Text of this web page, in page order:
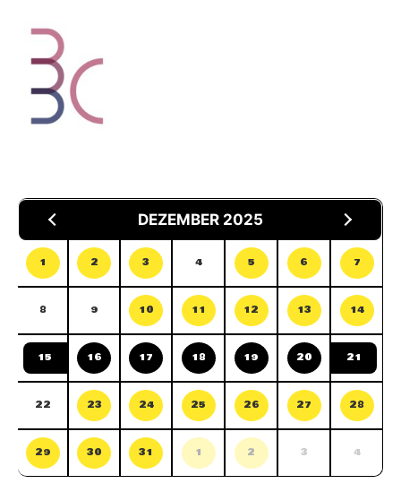
DEZEMBER 2025
1 2 3 4 5 6 7
8 9 10 11 12 13 14
15 16 17 18 19 20 21
22 23 24 25 26 27 28
29 30 31 1 2 3 4